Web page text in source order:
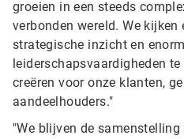
groeien in een steeds
verbonden wereld. We
strategische inzicht en
leiderschapsvaardigheden
creëren voor onze klanten,
aandeelhouders."
"We blijven de